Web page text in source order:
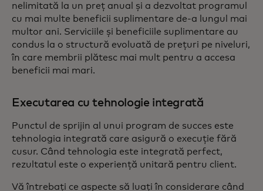
nelimitată la un preț anual și a dezvoltat programul
cu mai multe beneficii suplimentare de-a lungul mai
multor ani. Serviciile și beneficiile suplimentare au
condus la o structură evoluată de prețuri pe niveluri,
în care membrii plătesc mai mult pentru a accesa
beneficii mai mari.
Executarea cu tehnologie integrată
Punctul de sprijin al unui program de succes este
tehnologia integrată care asigură o execuție fără
cusur. Când tehnologia este integrată perfect,
rezultatul este o experiență unitară pentru client.
Vă întrebați ce aspecte să luați în considerare când